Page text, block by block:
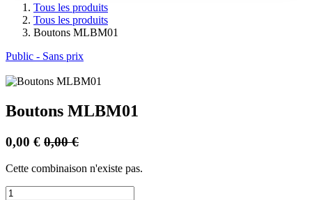
Tous les produits
Tous les produits
Boutons MLBM01
Public - Sans prix
Boutons MLBM01
0,00 € 0,00€
Cette combinaison n'existe pas.